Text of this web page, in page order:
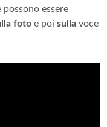
essere
foto e poi sulla voce